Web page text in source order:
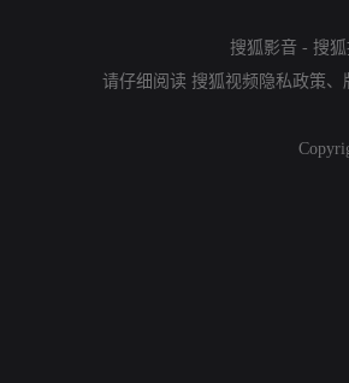
搜狐影音 - 搜
请仔细阅读 搜狐视频隐私政策、